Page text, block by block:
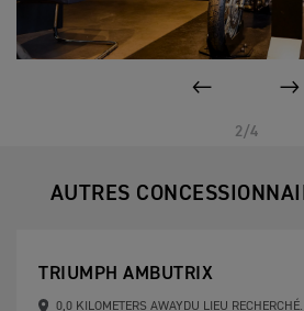
2/4
AUTRES
TRIUMPH AMBUTRIX
0,0 KILOMETERS AWAYDU LIEU RECHERCHÉ.